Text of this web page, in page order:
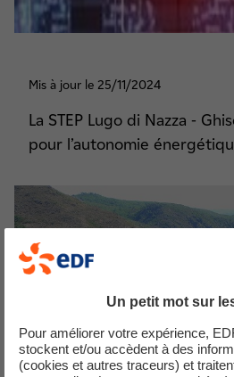
Mis à jour le 25/11/2024
La STEP Lugo di Nazza -
pour l’autonomie
Un petit mot sur
Pour améliorer votre expérience,
stockent et/ou accèdent à des
(cookies et autres traceurs) et